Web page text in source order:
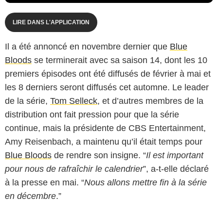
LIRE DANS L'APPLICATION
Il a été annoncé en novembre dernier que Blue
Bloods se terminerait avec sa saison 14, dont les 10
premiers épisodes ont été diffusés de février à mai et
les 8 derniers seront diffusés cet automne. Le leader
de la série, Tom Selleck, et d’autres membres de la
distribution ont fait pression pour que la série
continue, mais la présidente de CBS Entertainment,
Amy Reisenbach, a maintenu qu’il était temps pour
Blue Bloods de rendre son insigne. “Il est important
pour nous de rafraîchir le calendrier”, a-t-elle déclaré
à la presse en mai. “Nous allons mettre fin à la série
en décembre.”